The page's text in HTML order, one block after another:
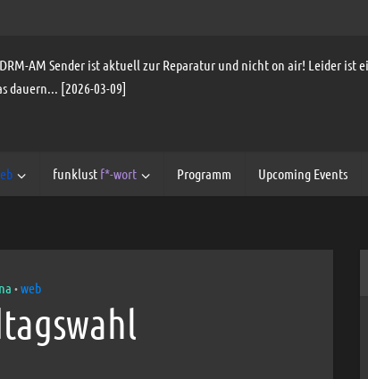
AM Sender ist aktuell zur Reparatur und nicht on air! Leider ist
dauern... [2026-03-09]
funklust f*-wort Programm Upcoming Events
• web